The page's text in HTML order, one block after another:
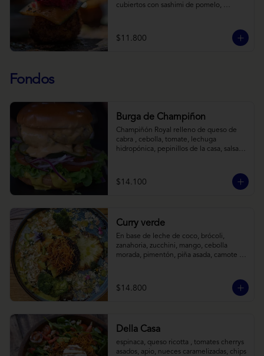
cubiertos con sashimi de pomelo,
de crema de coco con wasabi y tierra de
cochayuyo.
$11.800
Fondos
Burga de Champiñon
Champiñón Royal relleno de queso de
cabra , cebolla, tomate, lechuga
hidropónica, pepinillos de la casa, salsa
$14.100
Curry verde
En base de leche de coco, brócoli,
zanahoria, zucchini, mango, cebolla
morada, pimentón, piña asada, camote
$14.800
Della Casa
espinaca, queso ricotta , tomates cherrys
asados, apio, nueces caramelizadas, chips